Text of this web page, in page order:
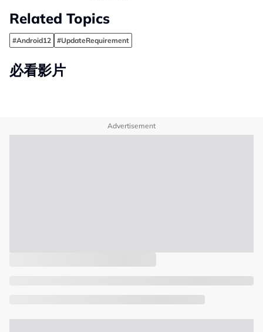
Related Topics
#Android12 #UpdateRequirement
必看影片
Advertisement